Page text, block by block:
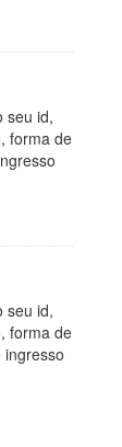
seu id,
forma de
seu id,
forma de